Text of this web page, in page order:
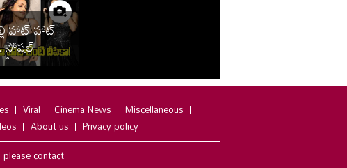
హాట్ హాట్
సోషల్
Viral Cinema News
Miscellaneous
About us
Privacy policy
contact